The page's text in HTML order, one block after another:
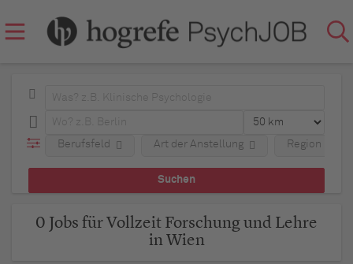
Berufsfeld Art der Anstellung Region
0 Jobs für Vollzeit Forschung und Lehre
in Wien